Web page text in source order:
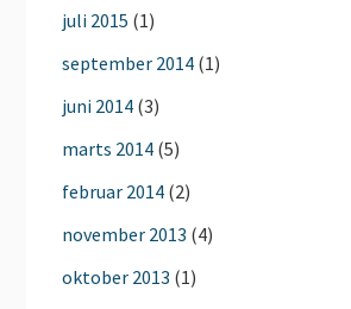
juli 2015 (1)
september 2014 (1)
juni 2014 (3)
marts 2014 (5)
februar 2014 (2)
november 2013 (4)
oktober 2013 (1)